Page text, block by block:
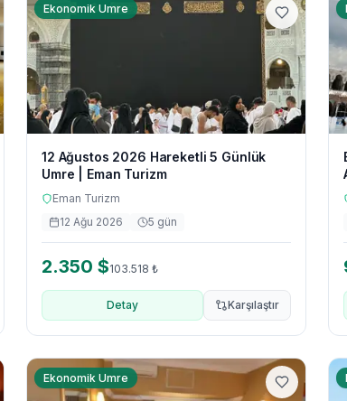
Ekonomik Umre
12 Ağustos 2026 Hareketli 5 Günlük
Umre | Eman Turizm
Eman Turizm
12 Ağu 2026
5 gün
2.350 $103.518 ₺
Detay Karşılaştır
Ekonomik Umre